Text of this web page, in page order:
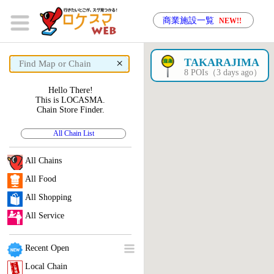
商業施設一覧 NEW!!
× TAKARAJIMA
8 POIs（3 days ago）